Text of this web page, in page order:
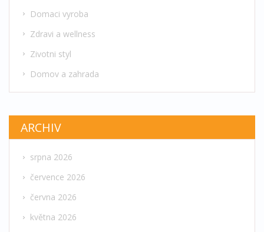
Domaci vyroba
Zdravi a wellness
Zivotni styl
Domov a zahrada
ARCHIV
srpna 2026
července 2026
června 2026
května 2026